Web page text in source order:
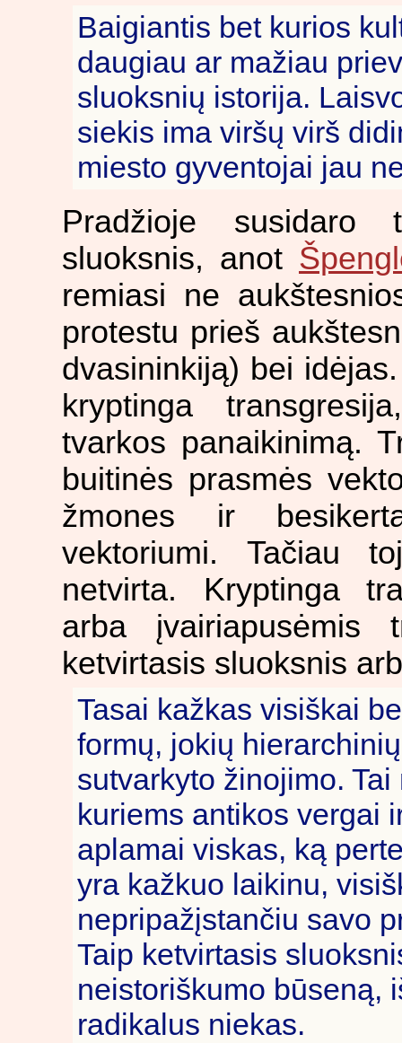
Baigiantis bet kurios
daugiau ar mažiau
sluoksnių istorija.
siekis ima viršų virš
miesto gyventojai jau
Pradžioje susidaro
sluoksnis, anot
remiasi ne
protestu prieš
dvasininkiją) bei
kryptinga
tvarkos panaikinimą.
buitinės prasmės
žmones ir
vektoriumi. Tačiau
netvirta. Kryptinga
arba įvairiapusėmis
ketvirtasis sluoksnis
Tasai kažkas visiškai
formų, jokių
sutvarkyto žinojimo.
kuriems antikos vergai
aplamai viskas, ką
yra kažkuo laikinu,
nepripažįstančiu savo
Taip ketvirtasis
neistoriškumo būseną,
radikalus niekas.